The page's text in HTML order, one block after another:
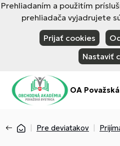
Prehliadaním a použitím
prehliadača vyjadrujete
Prijať cookies
Nastaviť
OA
Pre deviatakov